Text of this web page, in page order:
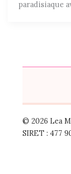
paradisiaque
© 2026 Lea
SIRET : 477